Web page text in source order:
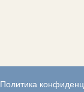
Политика